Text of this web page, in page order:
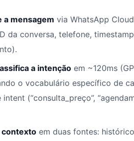
a mensagem via WhatsApp
da conversa, telefone,
a intenção em ~120ms
o vocabulário específico de
(“consulta_preço”,
contexto em duas fontes: